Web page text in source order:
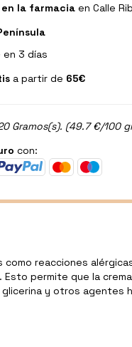
en la farmacia en Calle
en 3 días
a partir de 65€
Gramos(s). (49.7 €/100
con:
como reacciones
permite que la
glicerina y otros